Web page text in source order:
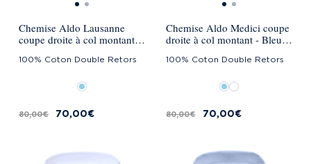
Chemise Aldo Lausanne
coupe droite à col montant -
100% Coton Double Retors
80,00 € 70,00 €
Chemise Aldo Medici coupe
droite à col montant - Bleu
100% Coton Double Retors
80,00 € 70,00 €